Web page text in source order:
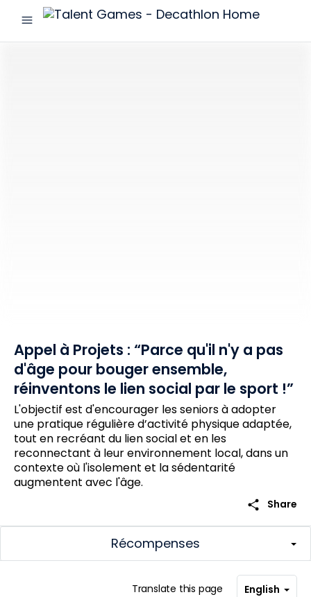
menu
Talent
Appel à Projets : “Parce qu'il n'y a pas
d'âge pour bouger ensemble,
réinventons le lien social par le sport !”
L'objectif est d'encourager les seniors à adopter
une pratique régulière d’activité physique adaptée,
tout en recréant du lien social et en les
reconnectant à leur environnement local, dans un
contexte où l'isolement et la sédentarité
augmentent avec l'âge.
share Share
Récompenses
Translate this page English